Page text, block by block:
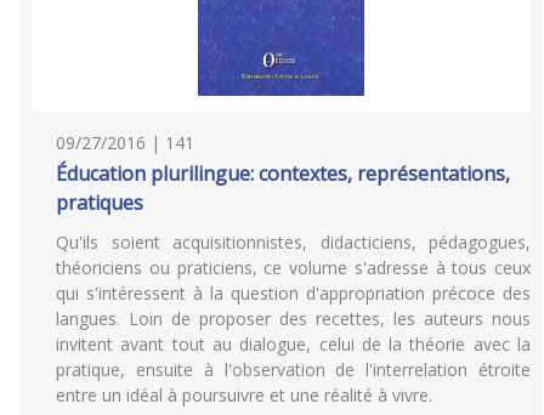
09/27/2016 | 141
Éducation plurilingue: contextes, représentations,
pratiques
Qu'ils soient acquisitionnistes, didacticiens, pédagogues,
théoriciens ou praticiens, ce volume s'adresse à tous ceux
qui s'intéressent à la question d'appropriation précoce des
langues. Loin de proposer des recettes, les auteurs nous
invitent avant tout au dialogue, celui de la théorie avec la
pratique, ensuite à l'observation de l'interrelation étroite
entre un idéal à poursuivre et une réalité à vivre.